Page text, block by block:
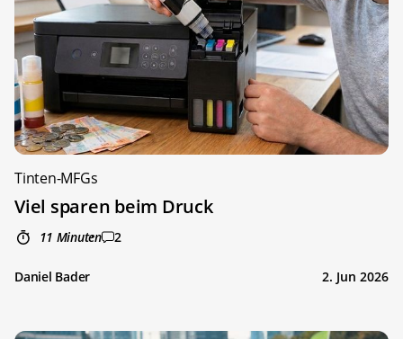
Tinten-MFGs
Viel sparen beim Druck
11 Minuten 2
Daniel Bader 2. Jun 2026